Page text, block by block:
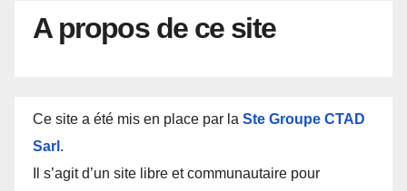
A propos de ce site
Ce site a été mis en place par la Ste Groupe CTAD
Sarl .
Il s’agit d’un site libre et communautaire pour